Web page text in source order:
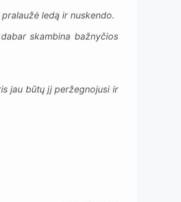
ledą ir nuskendo.
skambina bažnyčios
jau būtų jį peržegnojusi ir